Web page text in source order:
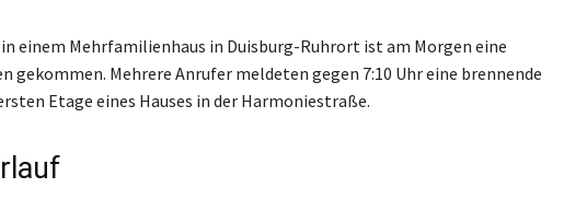
einem Mehrfamilienhaus in Duisburg-Ruhrort ist am Morgen eine
gekommen. Mehrere Anrufer meldeten gegen 7:10 Uhr eine brennende
Etage eines Hauses in der Harmoniestraße.